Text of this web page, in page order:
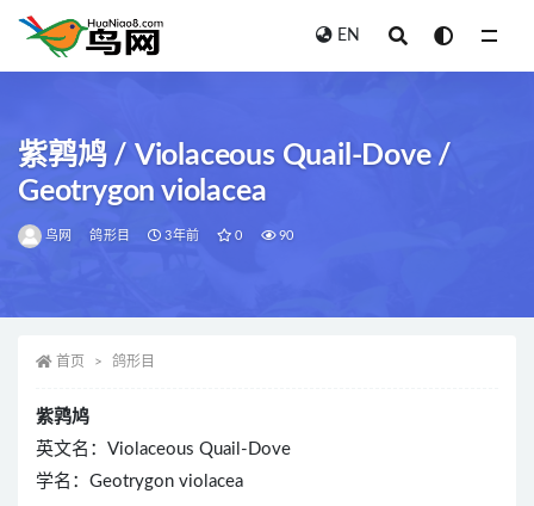
EN
紫鹑鸠 / Violaceous Quail-Dove /
Geotrygon violacea
鸟网 鸽形目 3年前 0 90
首页 鸽形目
紫鹑鸠
英文名：Violaceous Quail-Dove
学名：Geotrygon violacea